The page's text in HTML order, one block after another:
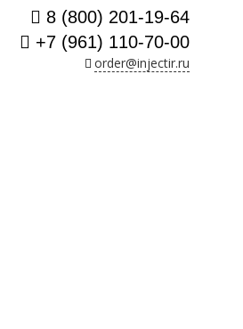
8 (800) 201-19-64
+7 (961) 110-70-00
order@injectir.ru